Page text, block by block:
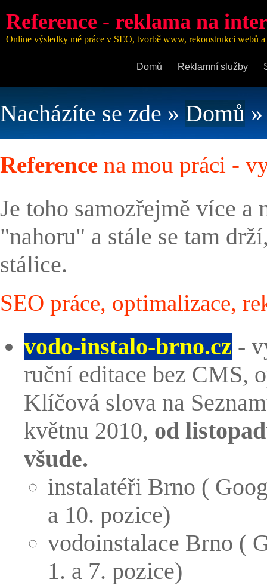
Reference - reklama na
Online výsledky mé práce v SEO, tvorbě www, rekonstrukci webů
Domů Reklamní služby
Nacházíte se zde » Domů »
Reference na mou práci -
Je toho samozřejmě více a
"nahoru" a stále se tam
stálice.
SEO práce, optimalizace,
vodo-instalo-brno.cz -
ruční editace bez CMS,
Klíčová slova na
květnu 2010, od
všude.
instalatéři Brno (
a 10. pozice)
vodoinstalace Brno (
1. a 7. pozice)